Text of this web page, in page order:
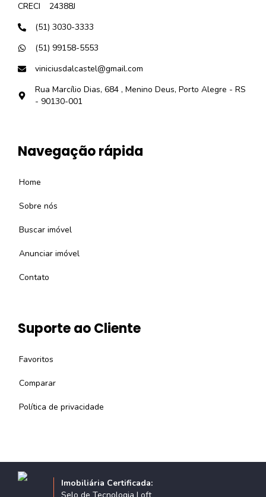
CRECI
24388J
(51) 3030-3333
(51) 99158-5553
viniciusdalcastel@gmail.com
Rua Marcílio Dias, 684 , Menino Deus, Porto Alegre - RS
- 90130-001
Navegação rápida
Home
Sobre nós
Buscar imóvel
Anunciar imóvel
Contato
Suporte ao Cliente
Favoritos
Comparar
Política de privacidade
Imobiliária Certificada: